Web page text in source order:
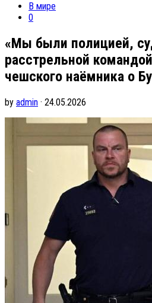
В мире
0
«Мы были полицией,
расстрельной
чешского наёмника о
by admin · 24.05.2026